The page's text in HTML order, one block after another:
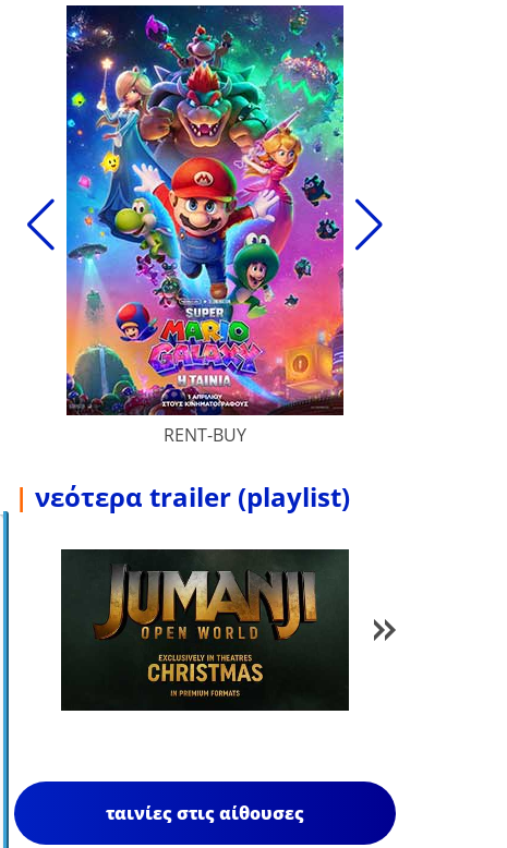
RENT-BUY
| νεότερα trailer (playlist)
1/86
ταινίες στις αίθουσες